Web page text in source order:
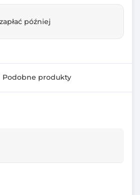
później
Podobne produkty